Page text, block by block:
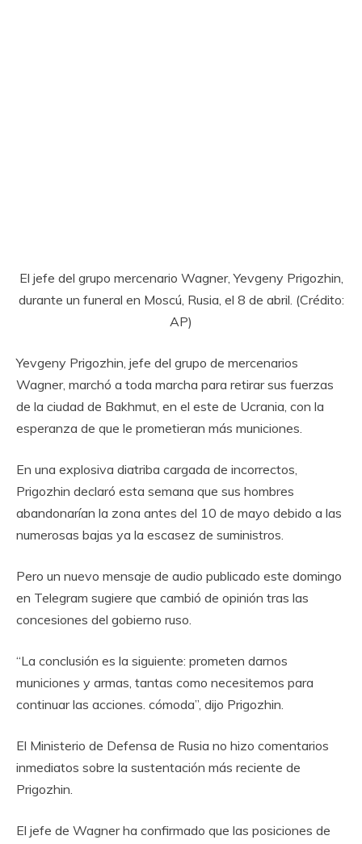
El jefe del grupo mercenario Wagner, Yevgeny Prigozhin,
durante un funeral en Moscú, Rusia, el 8 de abril. (Crédito:
AP)
Yevgeny Prigozhin, jefe del grupo de mercenarios
Wagner, marchó a toda marcha para retirar sus fuerzas
de la ciudad de Bakhmut, en el este de Ucrania, con la
esperanza de que le prometieran más municiones.
En una explosiva diatriba cargada de incorrectos,
Prigozhin declaró esta semana que sus hombres
abandonarían la zona antes del 10 de mayo debido a las
numerosas bajas ya la escasez de suministros.
Pero un nuevo mensaje de audio publicado este domingo
en Telegram sugiere que cambió de opinión tras las
concesiones del gobierno ruso.
“La conclusión es la siguiente: prometen darnos
municiones y armas, tantas como necesitemos para
continuar las acciones. cómoda”, dijo Prigozhin.
El Ministerio de Defensa de Rusia no hizo comentarios
inmediatos sobre la sustentación más reciente de
Prigozhin.
El jefe de Wagner ha confirmado que las posiciones de